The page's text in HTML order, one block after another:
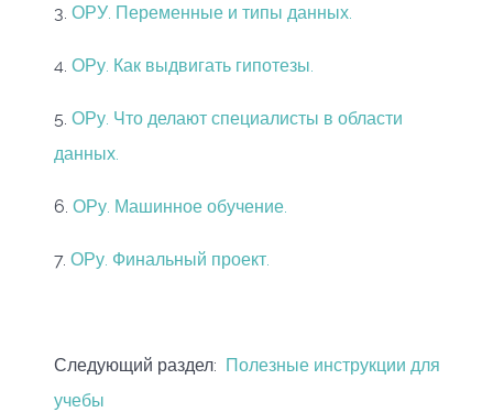
3. ОРУ. Переменные и типы данных.
4. ОРу. Как выдвигать гипотезы.
5. ОРу. Что делают специалисты в области
данных.
6. ОРу. Машинное обучение.
7. ОРу. Финальный проект.
Следующий раздел: Полезные инструкции для
учебы